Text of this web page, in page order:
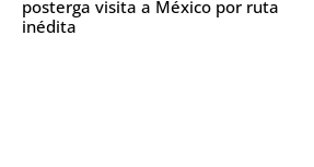
posterga visita a México por ruta
inédita